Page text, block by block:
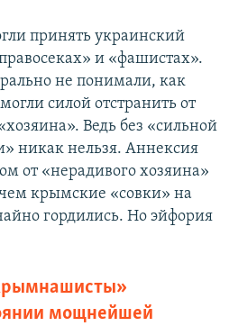
принять украинский
и «фашистах».
не понимали, как
силой отстранить от
Ведь без «сильной
никак нельзя. Аннексия
от «нерадивого хозяина»
крымские «совки» на
гордились. Но эйфория
мощнейшей